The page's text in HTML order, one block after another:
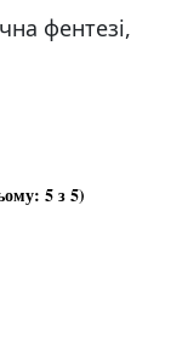
фентезі,
5з 5)